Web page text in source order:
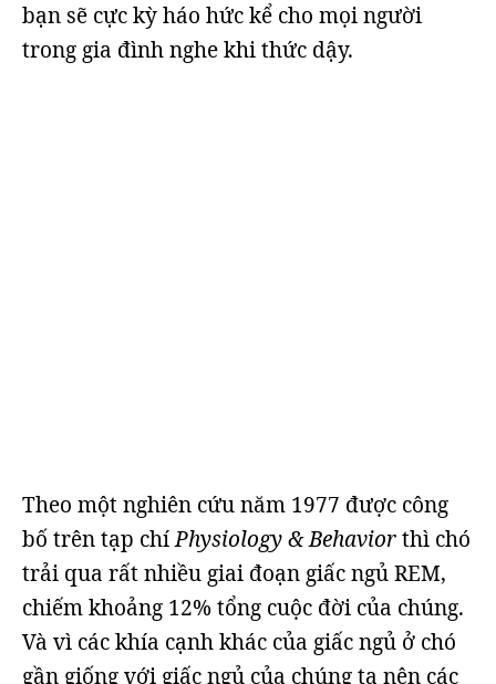
bạn sẽ cực kỳ háo hức kể cho mọi người
trong gia đình nghe khi thức dậy.
Theo một nghiên cứu năm 1977 được công
bố trên tạp chíPhysiology & Behaviorthì chó
trải qua rất nhiều giai đoạn giấc ngủ REM,
chiếm khoảng 12% tổng cuộc đời của chúng.
Và vì các khía cạnh khác của giấc ngủ ở chó
gần giống với giấc ngủ của chúng ta nên các